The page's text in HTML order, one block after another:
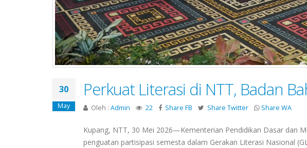
30
May
Perkuat Literasi di NTT, Badan
Oleh : Admin 22 Share FB Share Twitter Share WA
Kupang, NTT, 30 Mei 2026—Kementerian Pendidikan Dasar dan
penguatan partisipasi semesta dalam Gerakan Literasi Nasional